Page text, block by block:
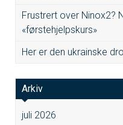
Frustrert over Ninox2?
«førstehjelpskurs»
Her er den ukrainske
Arkiv
juli 2026